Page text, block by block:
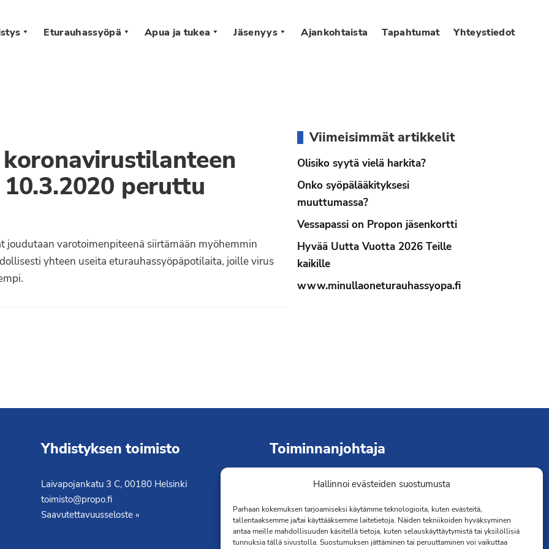
Hallinnoi evästeiden suostumusta
Parhaan kokemuksen tarjoamiseksi käytämme teknologioita, kuten evästeitä,
tallentaaksemme ja/tai käyttääksemme laitetietoja. Näiden tekniikoiden hyväksyminen
antaa meille mahdollisuuden käsitellä tietoja, kuten selauskäyttäytymistä tai yksilöllisiä
tunnuksia tällä sivustolla. Suostumuksen jättäminen tai peruuttaminen voi vaikuttaa
Eturauhassyöpä Apua ja tukea Jäsenyys Ajankohtaista Tapahtumat Yhteystiedot
peruttu
joudutaan varotoimenpiteenä siirtämään myöhemmin
yhteen useita eturauhassyöpäpotilaita, joille virus
sivupalkki
Viimeisimmät artikkelit
Olisiko syytä vielä harkita?
Onko syöpälääkityksesi
muuttumassa?
Vessapassi on Propon jäsenkortti
Hyvää Uutta Vuotta 2026 Teille
kaikille
www.minullaoneturauhassyopa.fi
Yhdistyksen toimisto
Laivapojankatu 3 C, 00180 Helsinki
toimisto@propo.fi
Saavutettavuusseloste »
Toiminnanjohtaja
Kimmo Järvinen
041 501 4176